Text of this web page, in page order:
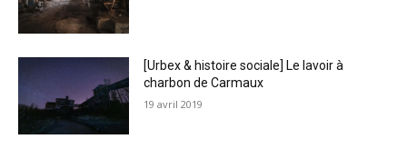
[Urbex & histoire sociale] Le lavoir à
charbon de Carmaux
19 avril 2019